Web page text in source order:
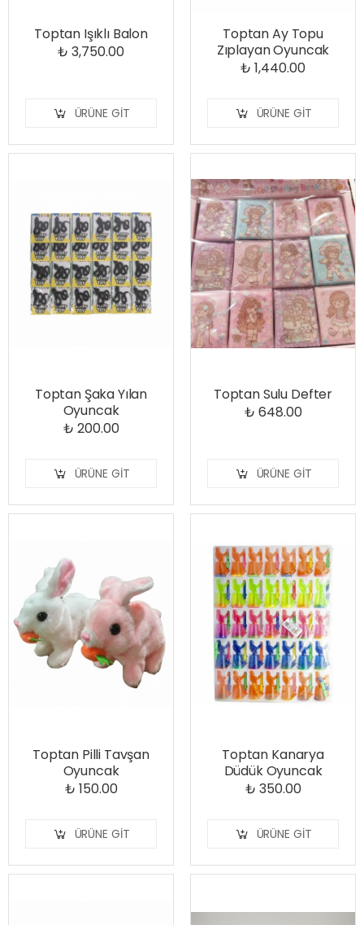
Toptan Işıklı Balon
₺ 3,750.00
ÜRÜNE GIT
Toptan Ay Topu
Zıplayan Oyuncak
₺ 1,440.00
ÜRÜNE GIT
Toptan Şaka Yılan
Oyuncak
₺ 200.00
ÜRÜNE GIT
Toptan Sulu Defter
₺ 648.00
ÜRÜNE GIT
Toptan Pilli Tavşan
Oyuncak
₺ 150.00
ÜRÜNE GIT
Toptan Kanarya
Düdük Oyuncak
₺ 350.00
ÜRÜNE GIT